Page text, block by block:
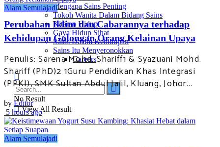
Mengapa Sains Penting
Tokoh Wanita Dalam Bidang Sains
Kitaran Hidup
Gaya Hidup Sihat
Sains Dalam Kehidupan
Sains Itu Menyeronokkan
Careers
No Result
View All Result
Alam Semulajadi
Perubahan Iklim dan Cabarannya terhadap
Kehidupan Golongan Orang Kelainan Upaya
Penulis: Sarena Mohd. Shariff1 & Syazuani Mohd.
Shariff (PhD)2 1Guru Pendidikan Khas Integrasi
(PPKI), SMK Sultan Abdul Jalil, Kluang, Johor...
by Editor
5 hours ago
Alam Semulajadi